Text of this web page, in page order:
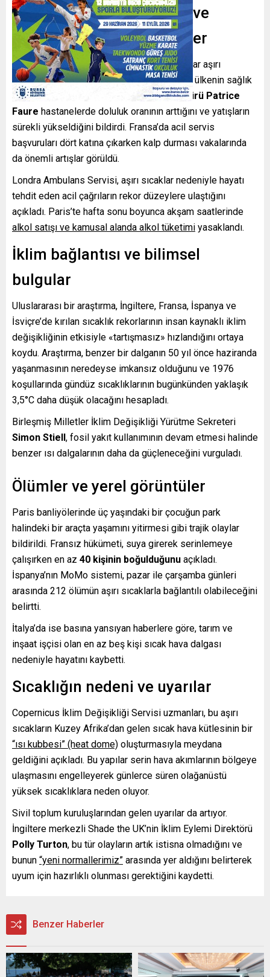
Sağlık sistemlerine baskı ve
günlük yaşamda değişimler
Özellikle yaşlılar ve kronik rahatsızlığı olanlar aşırı
sıcaklardan ciddi şekilde etkileniyor; birçok ülkenin sağlık
sistemi alarm veriyor.
Paris Emniyet Müdürü Patrice
Faure hastanelerde doluluk oranının arttığını ve yatışların
sürekli yükseldiğini bildirdi. Fransa’da acil servis
başvuruları dört katına çıkarken kalp durması vakalarında
da önemli artışlar görüldü.
Londra Ambulans Servisi, aşırı sıcaklar nedeniyle hayatı
tehdit eden acil çağrıların rekor düzeylere ulaştığını
açıkladı. Paris’te hafta sonu boyunca akşam saatlerinde
alkol satışı ve kamusal alanda alkol tüketimi yasaklandı.
İklim bağlantısı ve bilimsel
bulgular
Uluslararası bir araştırma, İngiltere, Fransa, İspanya ve
İsviçre’de kırılan sıcaklık rekorlarının insan kaynaklı iklim
değişikliğinin etkisiyle «tartışmasız» hızlandığını ortaya
koydu. Araştırma, benzer bir dalganın 50 yıl önce haziranda
yaşanmasının neredeyse imkansız olduğunu ve 1976
koşullarında gündüz sıcaklıklarının bugünkünden yaklaşık
3,5°C daha düşük olacağını hesapladı.
Birleşmiş Milletler İklim Değişikliği Yürütme Sekreteri
Simon Stiell, fosil yakıt kullanımının devam etmesi halinde
benzer ısı dalgalarının daha da güçleneceğini vurguladı.
Ölümler ve yerel görüntüler
Paris banliyölerinde üç yaşındaki bir çocuğun park
halindeki bir araçta yaşamını yitirmesi gibi trajik olaylar
bildirildi. Fransız hükümeti, suya girerek serinlemeye
çalışırken en az 40 kişinin boğulduğunu açıkladı.
İspanya’nın MoMo sistemi, pazar ile çarşamba günleri
arasında 212 ölümün aşırı sıcaklarla bağlantılı olabileceğini
belirtti.
İtalya’da ise basına yansıyan haberlere göre, tarım ve
inşaat işçisi olan en az beş kişi sıcak hava dalgası
nedeniyle hayatını kaybetti.
Sıcaklığın nedeni ve uyarılar
Copernicus İklim Değişikliği Servisi uzmanları, bu aşırı
sıcakların Kuzey Afrika’dan gelen sıcak hava kütlesinin bir
“ısı kubbesi” (heat dome) oluşturmasıyla meydana
geldiğini açıkladı. Bu yapılar serin hava akımlarının bölgeye
ulaşmasını engelleyerek günlerce süren olağanüstü
yüksek sıcaklıklara neden oluyor.
Sivil toplum kuruluşlarından gelen uyarılar da artıyor.
İngiltere merkezli Shade the UK’nin İklim Eylemi Direktörü
Polly Turton, bu tür olayların artık istisna olmadığını ve
bunun “yeni normallerimiz” arasında yer aldığını belirterek
uyum için hazırlıklı olunması gerektiğini kaydetti.
Benzer Haberler